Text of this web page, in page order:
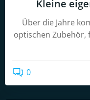
Kleine
Über die Jahre
optischen Zubehör,
0